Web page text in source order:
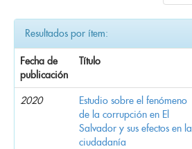
Resultados por ítem:
Fecha de
publicación
Título
2020
Estudio sobre el fenómeno
de la corrupción en El
Salvador y sus efectos en la
ciudadanía